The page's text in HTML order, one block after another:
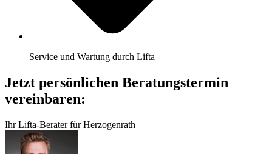
Service und Wartung durch Lifta
Jetzt persönlichen Beratungstermin
vereinbaren:
Ihr Lifta-Berater für Herzogenrath